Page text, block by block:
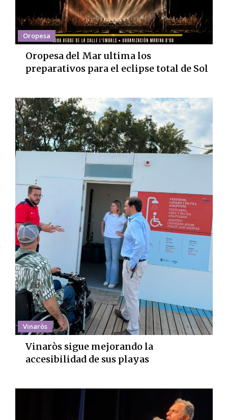
Oropesa
Oropesa del Mar ultima los
preparativos para el eclipse total de Sol
Vinaròs
Vinaròs sigue mejorando la
accesibilidad de sus playas